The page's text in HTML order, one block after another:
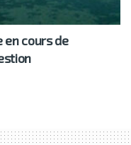
en cours de